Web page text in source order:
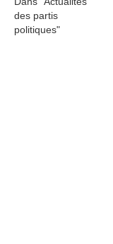
des partis
politiques"